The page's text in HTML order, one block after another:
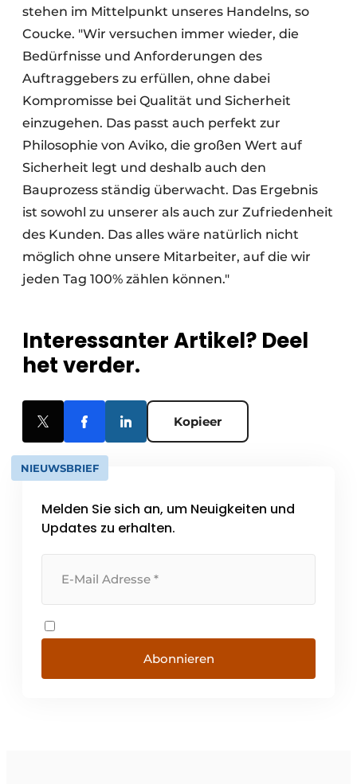
stehen im Mittelpunkt unseres Handelns, so
Coucke. "Wir versuchen immer wieder, die
Bedürfnisse und Anforderungen des
Auftraggebers zu erfüllen, ohne dabei
Kompromisse bei Qualität und Sicherheit
einzugehen. Das passt auch perfekt zur
Philosophie von Aviko, die großen Wert auf
Sicherheit legt und deshalb auch den
Bauprozess ständig überwacht. Das Ergebnis
ist sowohl zu unserer als auch zur Zufriedenheit
des Kunden. Das alles wäre natürlich nicht
möglich ohne unsere Mitarbeiter, auf die wir
jeden Tag 100% zählen können."
Interessanter Artikel? Deel
het verder.
Kopieer
NIEUWSBRIEF
Melden Sie sich an, um Neuigkeiten und
Updates zu erhalten.
Abonnieren